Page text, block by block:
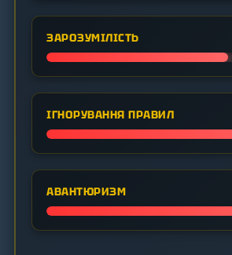
ЗАРОЗУМІЛІСТЬ
ІГНОРУВАННЯ ПРАВИЛ
АВАНТЮРИЗМ